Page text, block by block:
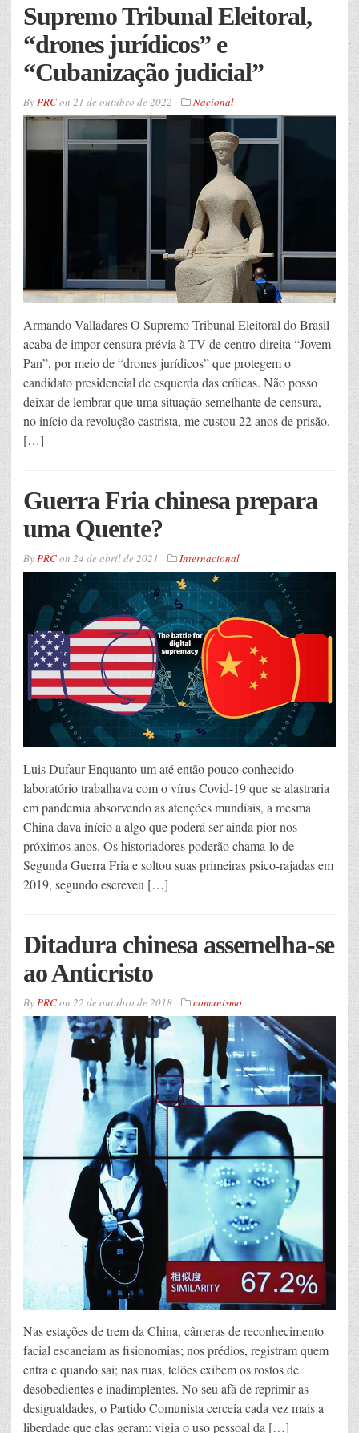
Supremo Tribunal Eleitoral,
“drones jurídicos” e
“Cubanização judicial”
ByPRCon 21 de outubro de 2022 Nacional
Armando Valladares O Supremo Tribunal Eleitoral do Brasil
acaba de impor censura prévia à TV de centro-direita “Jovem
Pan”, por meio de “drones jurídicos” que protegem o
candidato presidencial de esquerda das críticas. Não posso
deixar de lembrar que uma situação semelhante de censura,
no início da revolução castrista, me custou 22 anos de prisão.
[…]
Guerra Fria chinesa prepara
uma Quente?
ByPRCon 24 de abril de 2021 Internacional
Luis Dufaur Enquanto um até então pouco conhecido
laboratório trabalhava com o vírus Covid-19 que se alastraria
em pandemia absorvendo as atenções mundiais, a mesma
China dava início a algo que poderá ser ainda pior nos
próximos anos. Os historiadores poderão chama-lo de
Segunda Guerra Fria e soltou suas primeiras psico-rajadas em
2019, segundo escreveu […]
Ditadura chinesa assemelha-se
ao Anticristo
ByPRCon 22 de outubro de 2018 comunismo
Nas estações de trem da China, câmeras de reconhecimento
facial escaneiam as fisionomias; nos prédios, registram quem
entra e quando sai; nas ruas, telões exibem os rostos de
desobedientes e inadimplentes. No seu afã de reprimir as
desigualdades, o Partido Comunista cerceia cada vez mais a
liberdade que elas geram: vigia o uso pessoal da […]